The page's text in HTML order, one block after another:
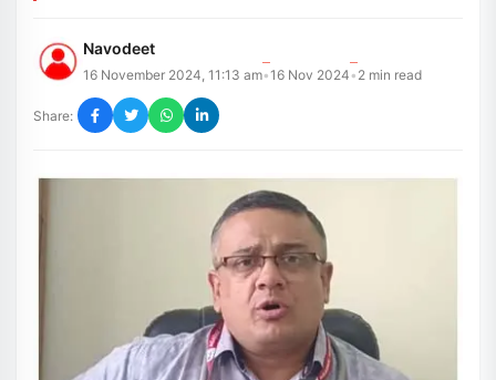
Navodeet
16 November 2024, 11:13 am•16 Nov 2024• 2 min read
Share: